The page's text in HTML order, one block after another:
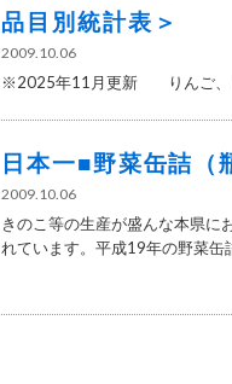
品目別統計表＞
2009.10.06
※2025年11月更新 りんご、ト
日本一■野菜缶詰（
2009.10.06
きのこ等の生産が盛んな本県に
れています。平成19年の野菜缶